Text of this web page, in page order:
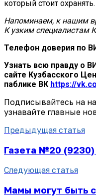
который стоит охранять.
Напоминаем, к нашим
К узким специалистам
Телефон доверия по
Узнать всю правду о
сайте Кузбасского
паблике ВК https://
Подписывайтесь на
узнавайте главные
Предыдущая статья
Газета №20
Следующая статья
Мамы могут быть